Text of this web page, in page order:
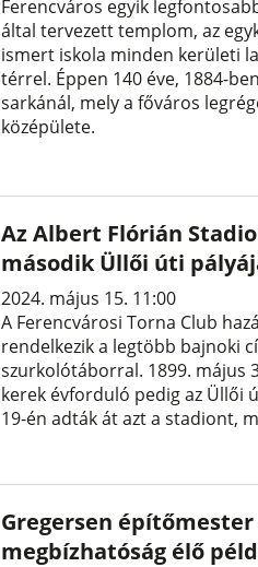
Ferencváros egyik
által tervezett templom, az
ismert iskola minden kerületi
térrel. Éppen 140 éve, 1884-
sarkánál, mely a főváros
középülete.
Az Albert Flórián
második Üllői úti
2024. május 15. 11:00
A Ferencvárosi Torna Club
rendelkezik a legtöbb bajnoki
szurkolótáborral. 1899. május
kerek évforduló pedig az Üllői
19-én adták át azt a stadiont,
Gregersen
megbízhatóság élő